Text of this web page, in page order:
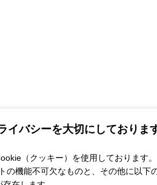
イバシーを大切にしておりま
（クッキー）を使用しております。
の機能不可欠なものと、その他に以下